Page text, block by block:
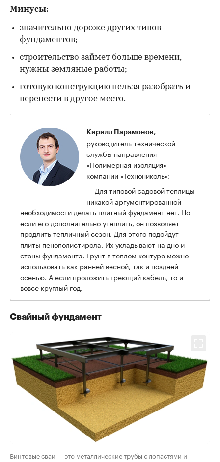
Минусы:
значительно дороже других типов
фундаментов;
строительство займет больше времени,
нужны земляные работы;
готовую конструкцию нельзя разобрать и
перенести в другое место.
Кирилл Парамонов,
руководитель технической
службы направления
«Полимерная изоляция»
компании «Технониколь»:
— Для типовой садовой теплицы
никакой аргументированной
необходимости делать плитный фундамент нет. Но
если его дополнительно утеплить, он позволяет
продлить тепличный сезон. Для этого подойдут
плиты пенополистирола. Их укладывают на дно и
стены фундамента. Грунт в теплом контуре можно
использовать как ранней весной, так и поздней
осенью. А если проложить греющий кабель, то и
вовсе круглый год.
Свайный фундамент
Винтовые сваи — это металлические трубы с лопастями и